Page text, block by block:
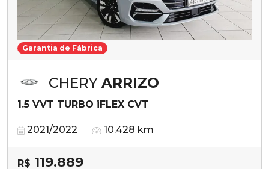
Garantia de Fábrica
CHERY ARRIZO
1.5 VVT TURBO iFLEX CVT
2021/2022 10.428 km
R$ 119.889